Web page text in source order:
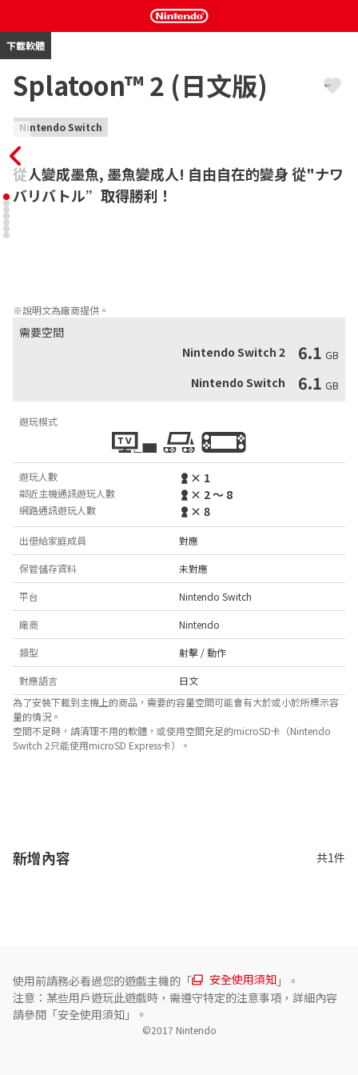
下載軟體
Splatoon™ 2 (日文版)
Nintendo Switch
從人變成墨魚, 墨魚變成人! 自由自在的變身 從"ナワ
バリバトル”取得勝利！
※說明文為廠商提供。
需要空間
Nintendo Switch 2
6.1 GB
Nintendo Switch 6.1 GB
遊玩模式
遊玩人數 × 1
鄰近主機通訊遊玩人數 × 2 ～ 8
網路通訊遊玩人數 × 8
出借給家庭成員 對應
保管儲存資料 未對應
平台 Nintendo Switch
廠商 Nintendo
類型 射擊 / 動作
對應語言
日文
為了安裝下載到主機上的商品，需要的容量空間可能會有大於或小於所標示容
量的情況。
空間不足時，請清理不用的軟體，或使用空間充足的microSD卡（Nintendo
Switch 2只能使用microSD Express卡）。
新增內容 共1件
使用前請務必看過您的遊戲主機的「 安全使用須知 」。
注意：某些用戶遊玩此遊戲時，需遵守特定的注意事項，詳細內容
請參閱「安全使用須知」。
©2017 Nintendo